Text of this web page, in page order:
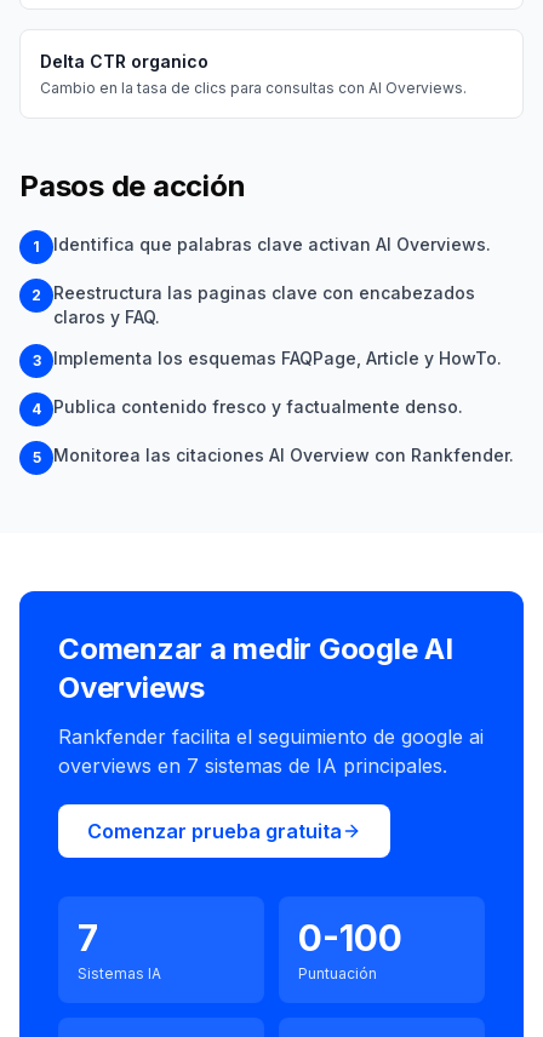
Delta CTR organico
Cambio en la tasa de clics para consultas con AI Overviews.
Pasos de acción
1 Identifica que palabras clave activan AI Overviews.
2
Reestructura las paginas clave con encabezados
claros y FAQ.
3 Implementa los esquemas FAQPage, Article y HowTo.
4 Publica contenido fresco y factualmente denso.
5 Monitorea las citaciones AI Overview con Rankfender.
Comenzar a medir Google AI
Overviews
Rankfender facilita el seguimiento de google ai
overviews en 7 sistemas de IA principales.
Comenzar prueba gratuita
7
Sistemas IA
0-100
Puntuación